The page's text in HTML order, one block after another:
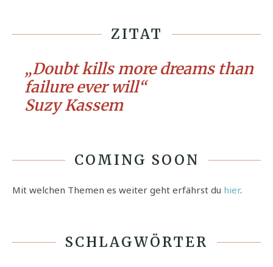
ZITAT
„Doubt kills more dreams than
failure ever will“
Suzy Kassem
COMING SOON
Mit welchen Themen es weiter geht erfährst du hier.
SCHLAGWÖRTER